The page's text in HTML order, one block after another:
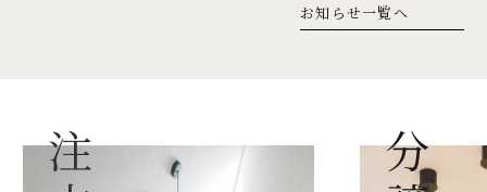
お知らせ一覧へ